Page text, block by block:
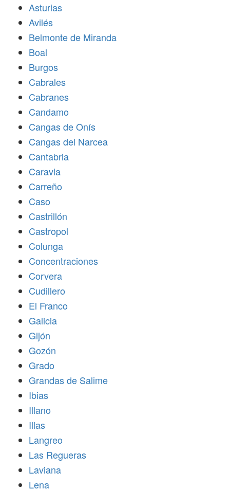
Asturias
Avilés
Belmonte de Miranda
Boal
Burgos
Cabrales
Cabranes
Candamo
Cangas de Onís
Cangas del Narcea
Cantabria
Caravia
Carreño
Caso
Castrillón
Castropol
Colunga
Concentraciones
Corvera
Cudillero
El Franco
Galicia
Gijón
Gozón
Grado
Grandas de Salime
Ibias
Illano
Illas
Langreo
Las Regueras
Laviana
Lena